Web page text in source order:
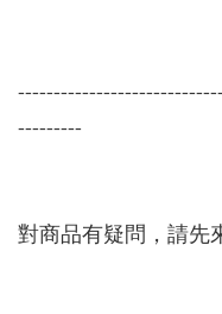
---------
對商品有疑問，請先